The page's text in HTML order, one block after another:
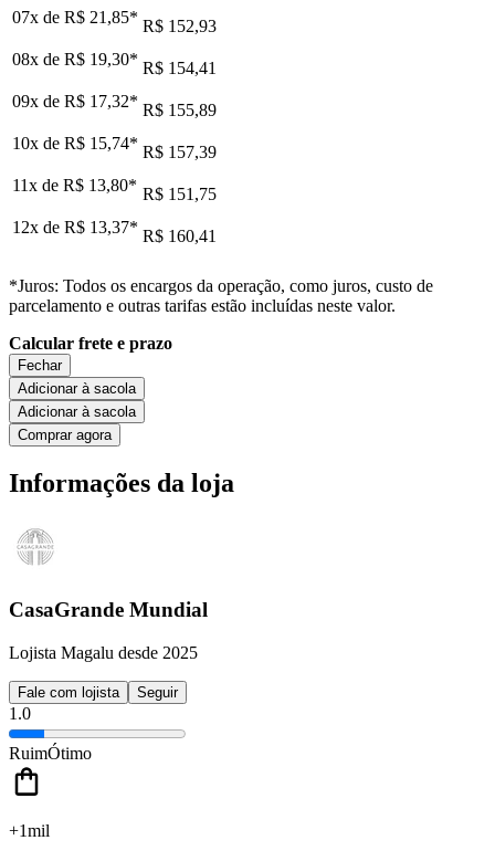
07x de R$ 21,85* R$ 152,93
08x de R$ 19,30* R$ 154,41
09x de R$ 17,32* R$ 155,89
10x de R$ 15,74* R$ 157,39
11x de R$ 13,80* R$ 151,75
12x de R$ 13,37* R$ 160,41
*Juros: Todos os encargos da operação, como juros, custo de
parcelamento e outras tarifas estão incluídas neste valor.
Calcular frete e prazo
Fechar
Adicionar à sacola
Adicionar à sacola
Comprar agora
Informações da loja
CasaGrande Mundial
Lojista Magalu desde 2025
Fale com lojista Seguir
1.0
RuimÓtimo
+1mil